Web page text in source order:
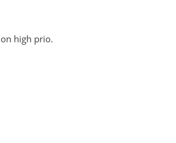
high prio.